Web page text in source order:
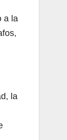
a la
la